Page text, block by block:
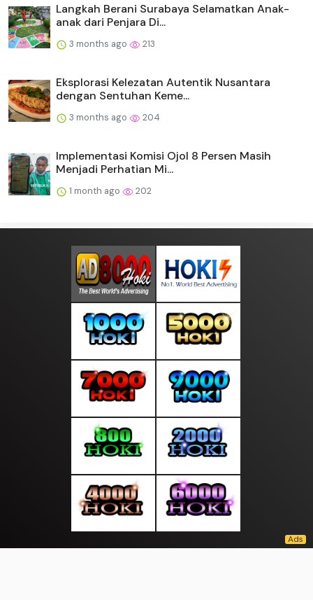
Langkah Berani Surabaya Selamatkan Anak-
anak dari Penjara Di...
3 months ago 213
Eksplorasi Kelezatan Autentik Nusantara
dengan Sentuhan Keme...
3 months ago 204
Implementasi Komisi Ojol 8 Persen Masih
Menjadi Perhatian Mi...
1 month ago 202